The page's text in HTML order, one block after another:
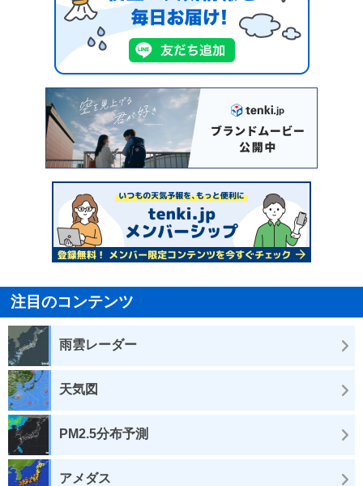
注目のコンテンツ
雨雲レーダー
天気図
PM2.5分布予測
アメダス